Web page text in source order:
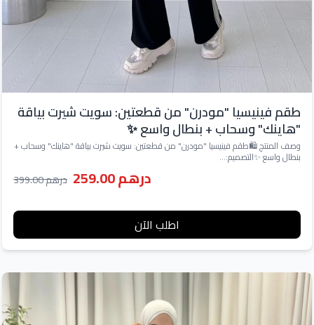
طقم فينيسيا "مودرن" من قطعتين: سويت شيرت بياقة
"هاينك" وسحاب + بنطال واسع ✨
وصف المنتج 🛍️طقم فينيسيا "مودرن" من قطعتين: سويت شيرت بياقة "هاينك" وسحاب +
بنطال واسع ✨التصميم:...
درهم 259.00 درهم 399.00
اطلب الآن